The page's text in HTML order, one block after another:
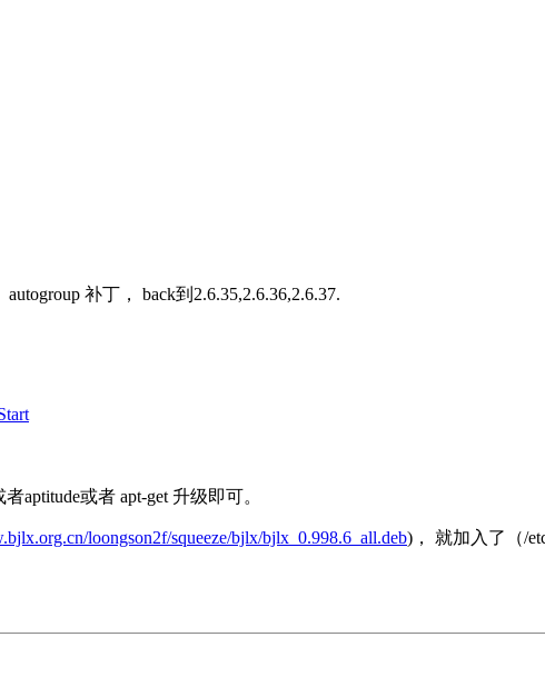
补丁， back到2.6.35,2.6.36,2.6.37.
aptitude或者 apt-get 升级即可。
loongson2f/squeeze/bjlx/bjlx_0.998.6_all.deb)， 就加入了（/